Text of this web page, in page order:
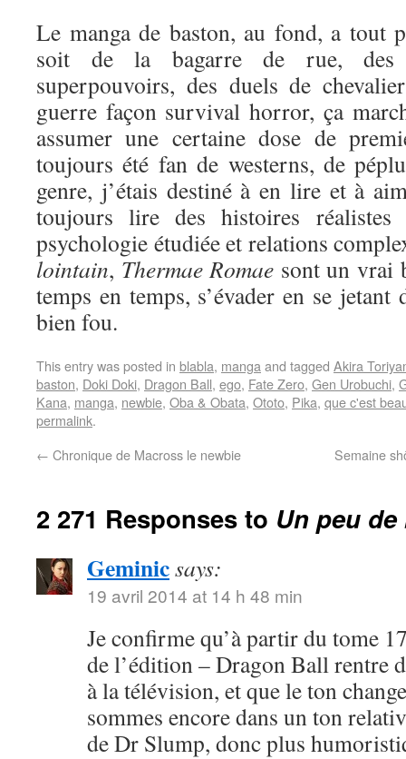
Le manga de baston, au fond, a tout
soit de la bagarre de rue, des
superpouvoirs, des duels de
guerre façon survival horror, ça
assumer une certaine dose de
toujours été fan de westerns, de
genre, j’étais destiné à en lire et à
toujours lire des histoires
psychologie étudiée et relations
lointain, Thermae Romae sont un vrai
temps en temps, s’évader en se jetant
bien fou.
This entry was posted in blabla, manga and tagged Akira
baston, Doki Doki, Dragon Ball, ego, Fate Zero, Gen Urobuchi,
Kana, manga, newbie, Oba & Obata, Ototo, Pika, que c'est
permalink.
← Chronique de Macross le newbie Semaine
2 271 Responses to Un peu
Geminicsays:
19 avril 2014 at 14 h 48 min
Je confirme qu’à partir du tome
de l’édition – Dragon Ball rentre
à la télévision, et que le ton
sommes encore dans un ton
de Dr Slump, donc plus